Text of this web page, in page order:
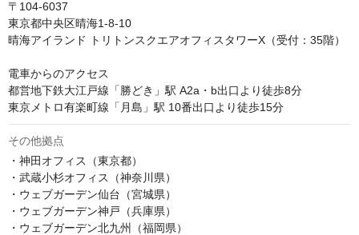
〒104-6037
東京都中央区晴海1-8-10
晴海アイランド トリトンスクエアオフィスタワーX（受付：35階）
電車からのアクセス
都営地下鉄大江戸線「勝どき」駅 A2a・b出口より徒歩8分
東京メトロ有楽町線「月島」駅 10番出口より徒歩15分
その他拠点
・神田オフィス（東京都）
・武蔵小杉オフィス（神奈川県）
・ウェブガーデン仙台（宮城県）
・ウェブガーデン神戸（兵庫県）
・ウェブガーデン北九州（福岡県）